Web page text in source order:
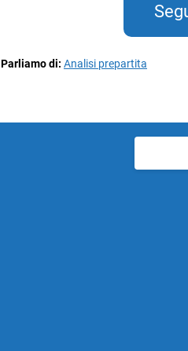
Parliamo di: Analisi prepartita
per: